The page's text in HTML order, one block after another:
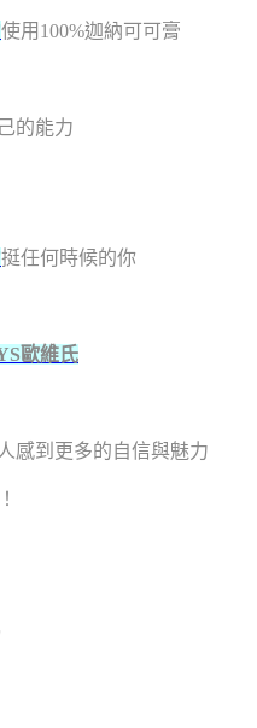
使用100%迦納可可膏
的能力
挺任何時候的你
歐維氏
感到更多的自信與魅力